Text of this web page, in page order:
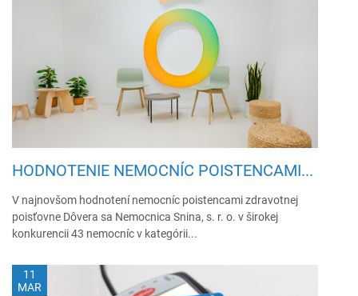
HODNOTENIE NEMOCNÍC POISTENCAMI...
V najnovšom hodnotení nemocníc poistencami zdravotnej
poisťovne Dôvera sa Nemocnica Snina, s. r. o. v širokej
konkurencii 43 nemocníc v kategórii...
11
MAR